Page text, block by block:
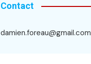
Contact
damien.foreau@gmail.com